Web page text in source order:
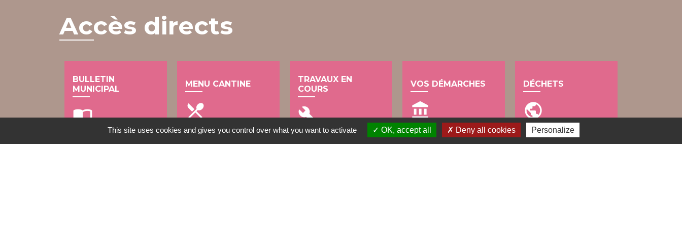
Accès directs
BULLETIN
MUNICIPAL
import_contacts
MENU CANTINE
local_dining
TRAVAUX EN
COURS
build
VOS DÉMARCHES
account_balance
DÉCHETS
public
This site uses cookies and gives you control over what you want to activate OK, accept all Deny all cookies Personalize